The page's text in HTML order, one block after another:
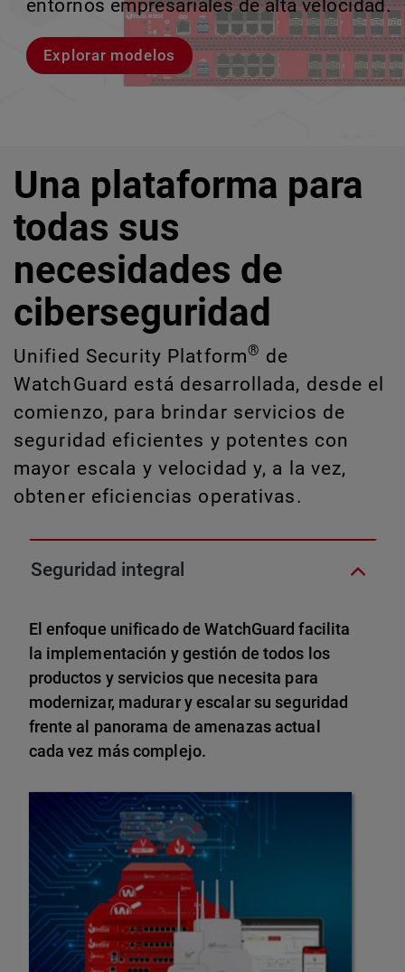
entornos empresariales de alta velocidad.
Explorar modelos
provocan brechas y descubrir riesgos
ocultos de IA y TI.
Explora CloudDR
escalar sin perder ningún pas
Conozcan a Rai
crecimiento escalable.
Conozca WatchGuard EDR
Una plataforma para
todas sus
necesidades de
ciberseguridad
Unified Security Platform® de
WatchGuard está desarrollada, desde el
comienzo, para brindar servicios de
seguridad eficientes y potentes con
mayor escala y velocidad y, a la vez,
obtener eficiencias operativas.
Seguridad integral
El enfoque unificado de WatchGuard facilita
la implementación y gestión de todos los
productos y servicios que necesita para
modernizar, madurar y escalar su seguridad
frente al panorama de amenazas actual
cada vez más complejo.